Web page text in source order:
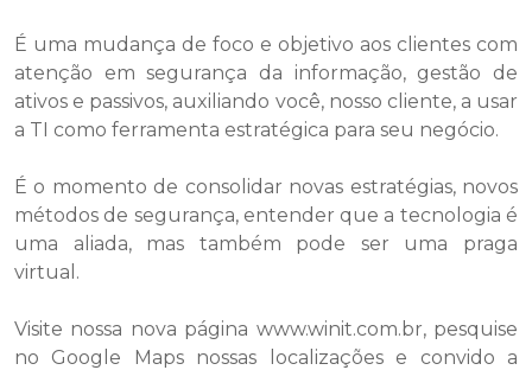
É uma mudança de foco e objetivo aos clientes com
atenção em segurança da informação, gestão de
ativos e passivos, auxiliando você, nosso cliente, a usar
a TI como ferramenta estratégica para seu negócio.
É o momento de consolidar novas estratégias, novos
métodos de segurança, entender que a tecnologia é
uma aliada, mas também pode ser uma praga
virtual.
Visite nossa nova página www.winit.com.br, pesquise
no Google Maps nossas localizações e convido a